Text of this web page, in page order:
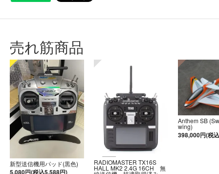
売れ筋商品
新型送信機用パッド(黒色)
5,080円(税込5,588円)
RADIOMASTER TX16S
HALL MK2 2.4G 16CH 無
Anthem SB
wing)
398,000円(税